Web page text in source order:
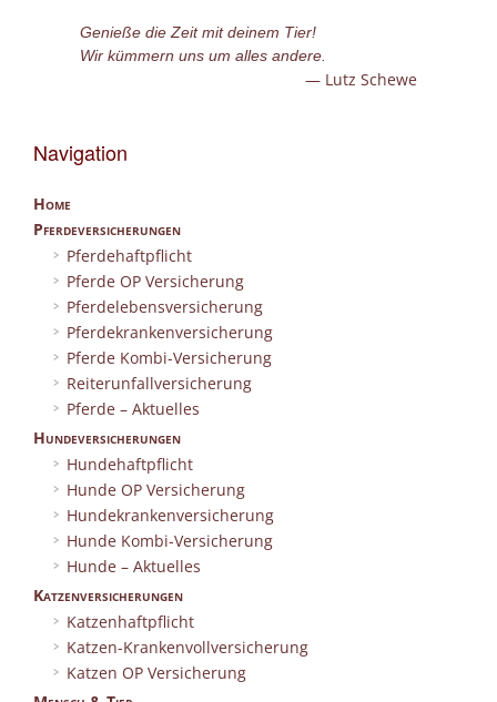
Genieße die Zeit mit deinem Tier!
Wir kümmern uns um alles andere.
Lutz Schewe
Navigation
Home
Pferdeversicherungen
Pferdehaftpflicht
Pferde OP Versicherung
Pferdelebensversicherung
Pferdekrankenversicherung
Pferde Kombi-Versicherung
Reiterunfallversicherung
Pferde – Aktuelles
Hundeversicherungen
Hundehaftpflicht
Hunde OP Versicherung
Hundekrankenversicherung
Hunde Kombi-Versicherung
Hunde – Aktuelles
Katzenversicherungen
Katzenhaftpflicht
Katzen-Krankenvollversicherung
Katzen OP Versicherung